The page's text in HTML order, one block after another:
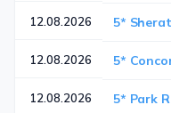
12.08.2026 5*
12.08.2026 5*
12.08.2026 5* Park